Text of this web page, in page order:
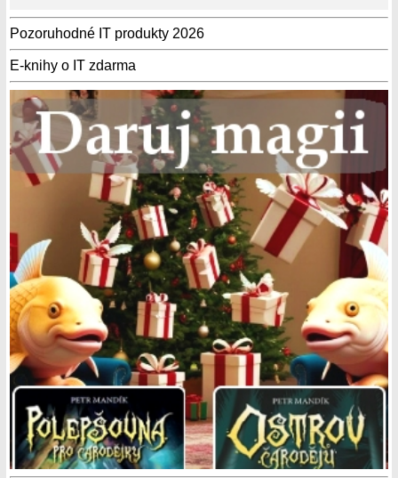
Pozoruhodné IT produkty 2026
E-knihy o IT zdarma